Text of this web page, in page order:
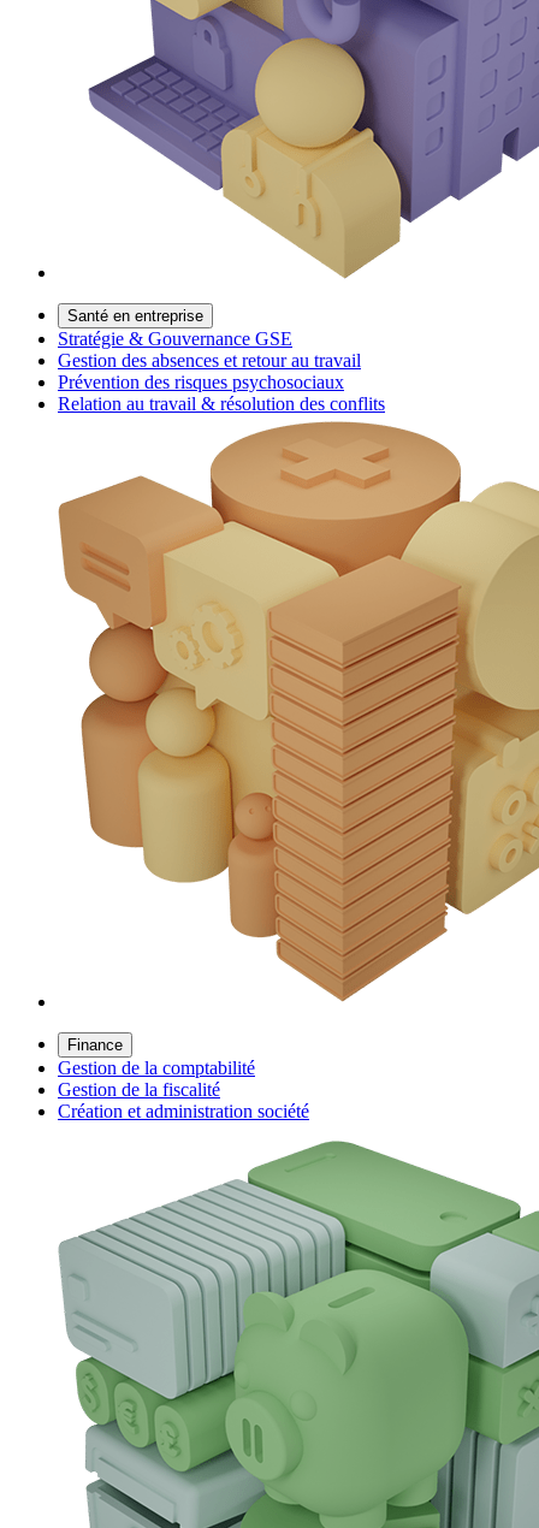
Santé en entreprise
Stratégie & Gouvernance GSE
Gestion des absences et retour au travail
Prévention des risques psychosociaux
Relation au travail & résolution des conflits
Finance
Gestion de la comptabilité
Gestion de la fiscalité
Création et administration société